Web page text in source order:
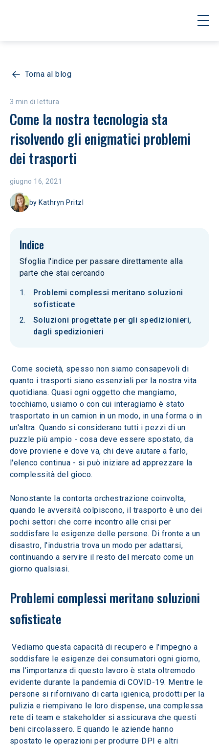
Torna al blog
3 min di lettura
Come la nostra tecnologia sta
risolvendo gli enigmatici problemi
dei trasporti
giugno 16, 2021
by Kathryn Pritzl
Indice
Sfoglia l'indice per passare direttamente alla
parte che stai cercando
Problemi complessi meritano soluzioni
sofisticate
Soluzioni progettate per gli spedizionieri,
dagli spedizionieri
Come società, spesso non siamo consapevoli di
quanto i trasporti siano essenziali per la nostra vita
quotidiana. Quasi ogni oggetto che mangiamo,
tocchiamo, usiamo o con cui interagiamo è stato
trasportato in un camion in un modo, in una forma o in
un'altra. Quando si considerano tutti i pezzi di un
puzzle più ampio - cosa deve essere spostato, da
dove proviene e dove va, chi deve aiutare a farlo,
l'elenco continua - si può iniziare ad apprezzare la
complessità del gioco.
Nonostante la contorta orchestrazione coinvolta,
quando le avversità colpiscono, il trasporto è uno dei
pochi settori che corre incontro alle crisi per
soddisfare le esigenze delle persone. Di fronte a un
disastro, l'industria trova un modo per adattarsi,
continuando a servire il resto del mercato come un
giorno qualsiasi.
Problemi complessi meritano soluzioni
sofisticate
Vediamo questa capacità di recupero e l'impegno a
soddisfare le esigenze dei consumatori ogni giorno,
ma l'importanza di questo lavoro è stata oltremodo
evidente durante la pandemia di COVID-19. Mentre le
persone si rifornivano di carta igienica, prodotti per la
pulizia e riempivano le loro dispense, una complessa
rete di team e stakeholder si assicurava che questi
beni circolassero. E quando le aziende hanno
spostato le operazioni per produrre DPI e altri